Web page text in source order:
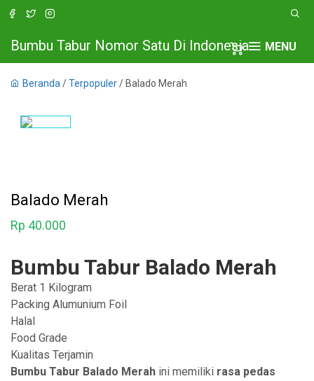
MENU
Bumbu Tabur Nomor Satu Di Indonesia
Beranda /Terpopuler/ Balado Merah
Balado Merah
Rp 40.000
Bumbu Tabur Balado Merah
Berat 1 Kilogram
Packing Alumunium Foil
Halal
Food Grade
Kualitas Terjamin
Bumbu Tabur Balado Merah ini memiliki rasa pedas